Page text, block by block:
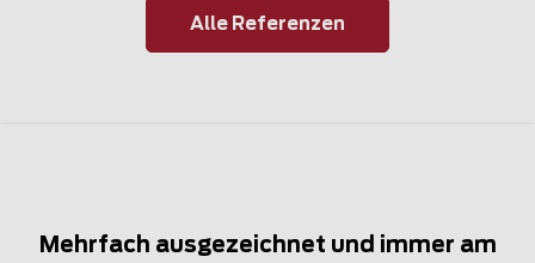
Alle Referenzen
Mehrfach ausgezeichnet und immer am